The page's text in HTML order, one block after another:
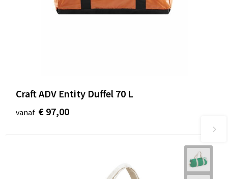
Craft ADV Entity Duffel 70 L
vanaf € 97,00